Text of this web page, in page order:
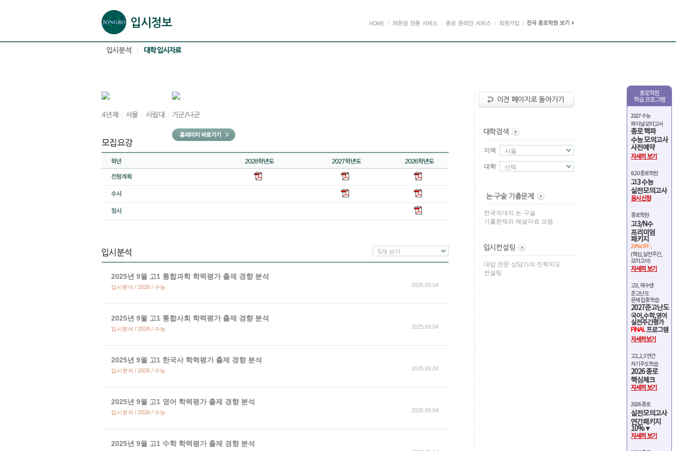
종로학원
학습 프로그램
2027 수능
파이널 모의고사
종로 핵파
수능 모의고사
사전예약
자세히 보기
8.20 종로학원
고3 수능
실전모의고사
응시신청
종로학원
고3/N수
프리미엄
패키지
20%OFF ↓
(핵심,실전주간,
모의고사)
자세히 보기
고3, 재수생
준고난도
문제 집중 학습
2027준고난도
국어,수학,영어
실전주간평가
FINAL프로그램
자세히보기
고1,2,3 연간
자기주도학습
2026 종로
핵심체크
자세히 보기
2026 종로
실전모의고사
연간패키지
10%▼
자세히 보기
5개 보기
2025년 9월 고1 통합과학 학력평가 출제 경향 분석
입시분석 / 2026 / 수능 2025.09.04
2025년 9월 고1 통합사회 학력평가 출제 경향 분석
입시분석 / 2026 / 수능 2025.09.04
2025년 9월 고1 한국사 학력평가 출제 경향 분석
입시분석 / 2026 / 수능 2025.09.04
2025년 9월 고1 영어 학력평가 출제 경향 분석
입시분석 / 2026 / 수능 2025.09.04
2025년 9월 고1 수학 학력평가 출제 경향 분석
지역 서울
대학 선택
한국외대의 논·구술
기출문제와 해설자료 모음
대입 전문 상담가의 진학지도
컨설팅